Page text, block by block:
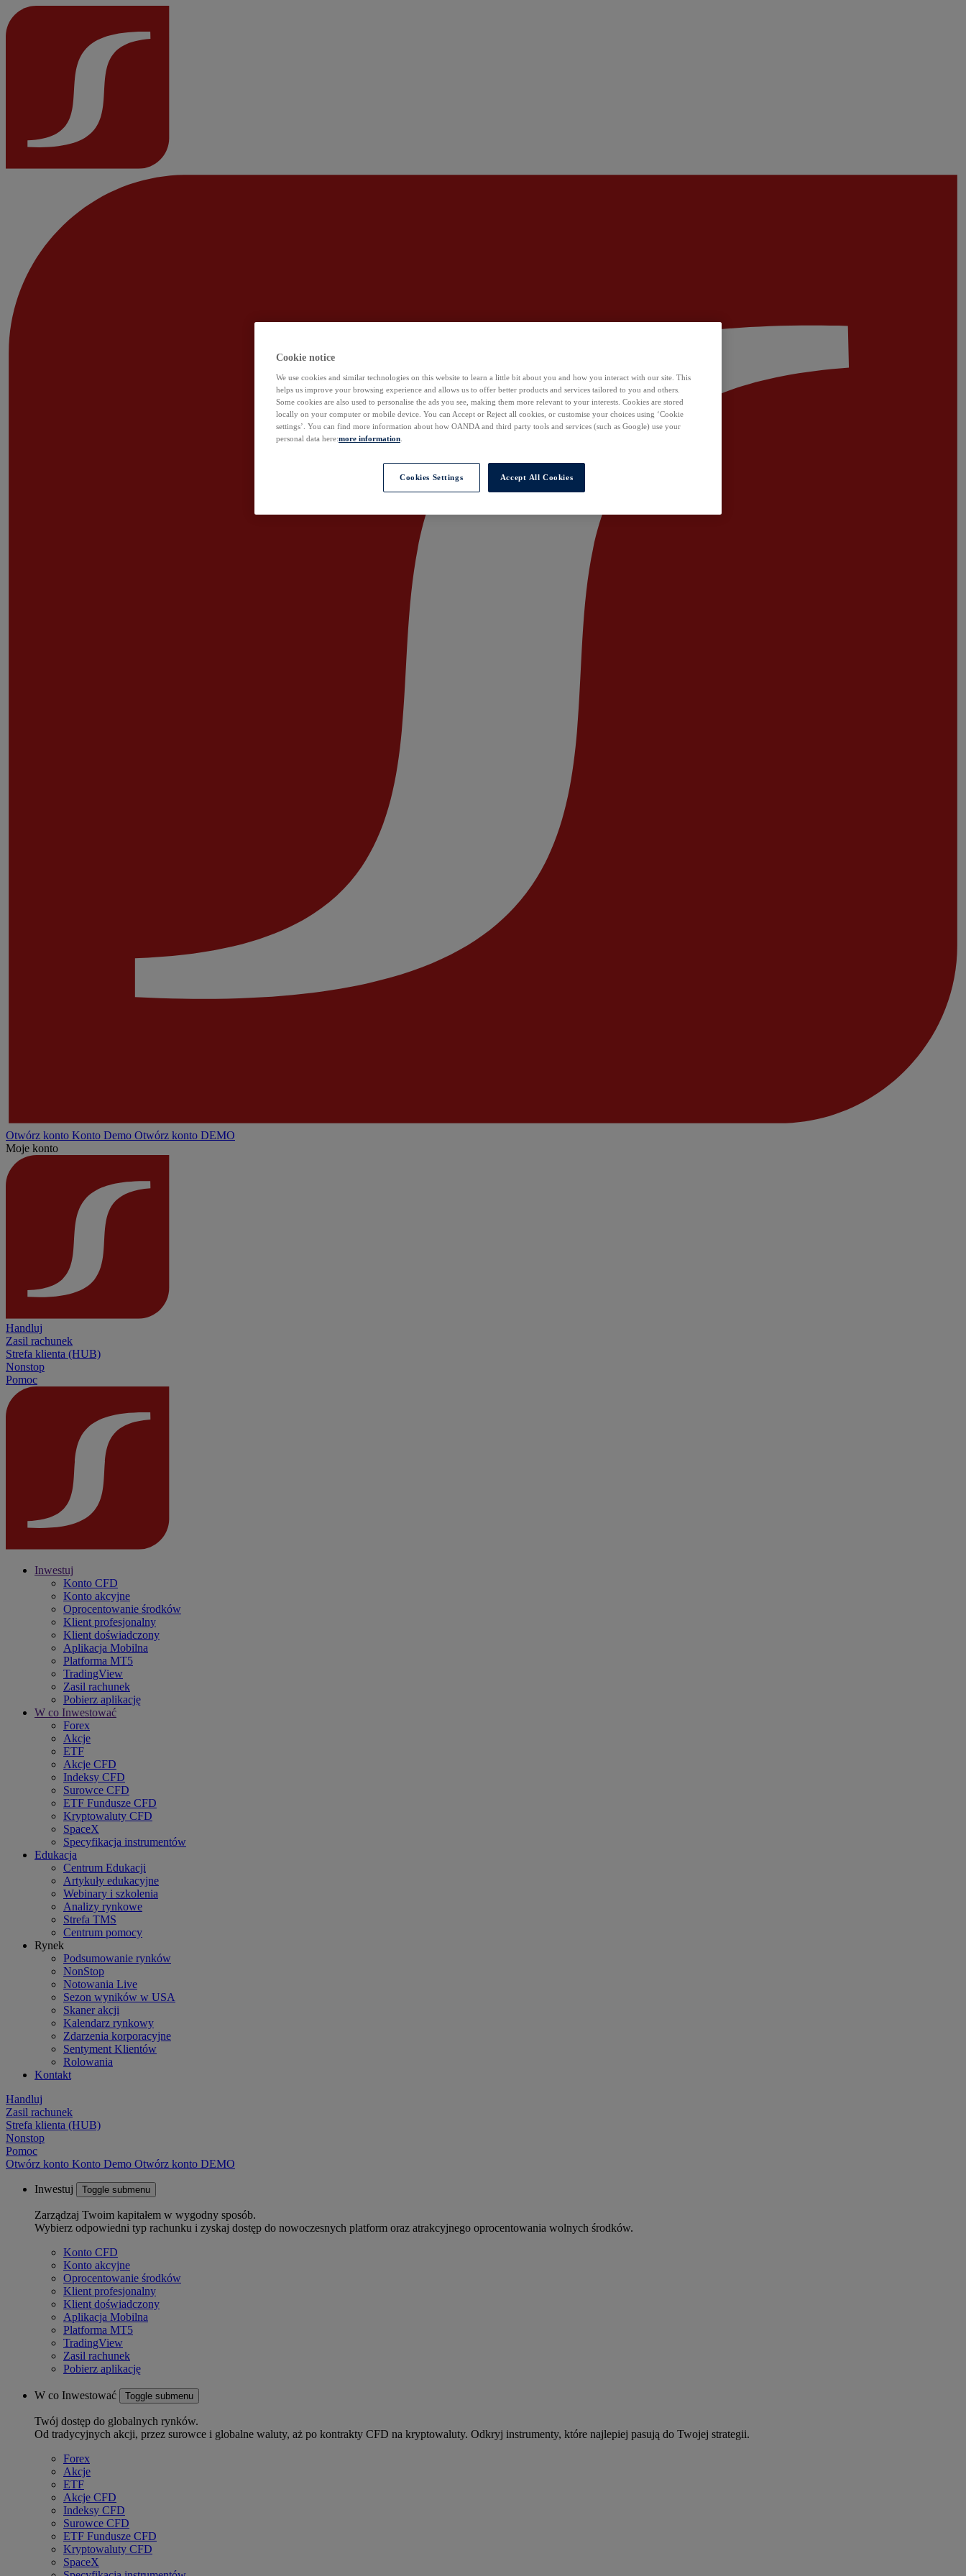
Otwórz konto Konto Demo Otwórz konto DEMO
Moje konto
Handluj
Zasil rachunek
Strefa klienta (HUB)
Nonstop
Pomoc
Inwestuj
Konto CFD
Konto akcyjne
Oprocentowanie środków
Klient profesjonalny
Klient doświadczony
Aplikacja Mobilna
Platforma MT5
TradingView
Zasil rachunek
Pobierz aplikację
W co Inwestować
Forex
Akcje
ETF
Akcje CFD
Indeksy CFD
Surowce CFD
ETF Fundusze CFD
Kryptowaluty CFD
SpaceX
Specyfikacja instrumentów
Edukacja
Centrum Edukacji
Artykuły edukacyjne
Webinary i szkolenia
Analizy rynkowe
Strefa TMS
Centrum pomocy
Rynek
Podsumowanie rynków
NonStop
Notowania Live
Sezon wyników w USA
Skaner akcji
Kalendarz rynkowy
Zdarzenia korporacyjne
Sentyment Klientów
Rolowania
Kontakt
Handluj
Zasil rachunek
Strefa klienta (HUB)
Nonstop
Pomoc
Otwórz konto Konto Demo Otwórz konto DEMO
Inwestuj Toggle submenu
Zarządzaj Twoim kapitałem w wygodny sposób.
Wybierz odpowiedni typ rachunku i zyskaj dostęp do nowoczesnych platform oraz atrakcyjnego oprocentowania wolnych środków.
Konto CFD
Konto akcyjne
Oprocentowanie środków
Klient profesjonalny
Klient doświadczony
Aplikacja Mobilna
Platforma MT5
TradingView
Zasil rachunek
Pobierz aplikację
W co Inwestować Toggle submenu
Twój dostęp do globalnych rynków.
Od tradycyjnych akcji, przez surowce i globalne waluty, aż po kontrakty CFD na kryptowaluty. Odkryj instrumenty, które najlepiej pasują do Twojej strategii.
Forex
Akcje
ETF
Akcje CFD
Indeksy CFD
Surowce CFD
ETF Fundusze CFD
Kryptowaluty CFD
SpaceX
Cookie notice
We use cookies and similar technologies on this website to learn a little bit about you and how you interact with our site. This
helps us improve your browsing experience and allows us to offer better products and services tailored to you and others.
Some cookies are also used to personalise the ads you see, making them more relevant to your interests. Cookies are stored
locally on your computer or mobile device. You can Accept or Reject all cookies, or customise your choices using ‘Cookie
settings’. You can find more information about how OANDA and third party tools and services (such as Google) use your
personal data here:more information
Cookies Settings Accept All Cookies